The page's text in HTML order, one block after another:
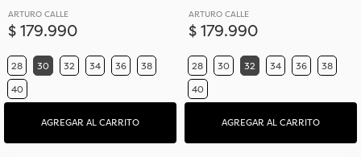
ARTURO CALLE
$ 179.990
28 30 32 34 36 38
40
AGREGAR AL CARRITO
ARTURO CALLE
$ 179.990
28 30 32 34 36 38
40
AGREGAR AL CARRITO